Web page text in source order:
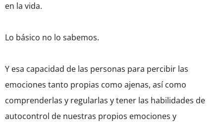
en la vida.
Lo básico no lo sabemos.
Y esa capacidad de las personas para percibir las
emociones tanto propias como ajenas, así como
comprenderlas y regularlas y tener las habilidades de
autocontrol de nuestras propios emociones y